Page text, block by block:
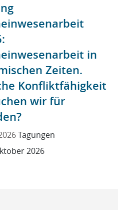
in
Zeiten.
Konfliktfähigkeit
wir für
Tagungen
2026